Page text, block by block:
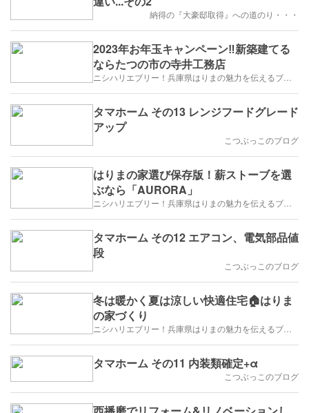
納得の『大豪邸取得』への道のり・・・
2023年お年玉キャンペーン‼️新築建てる
ならたつの市の寺井工務店
タマホーム その13 レンジフードグレード
アップ
こつぶっこのブログ
はりまの家選び保存版！薪ストーブを選
ぶなら「AURORA」
タマホーム その12 エアコン、電気部品値
段
こつぶっこのブログ
冬は暖かく夏は涼しい快適住宅🏠はりま
の家づくり
タマホーム その11 内装類確定+α
こつぶっこのブログ